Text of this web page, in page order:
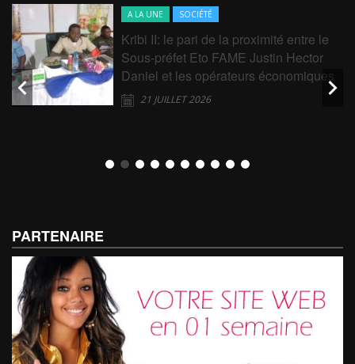
A LA UNE SOCIÉTÉ
Kribi II: le pari de la proximité entre le
Sous-préfet Eto FAME Justin Hector
Daniel et les opérateurs économiques
21 JUILLET 2026
PARTENAIRE